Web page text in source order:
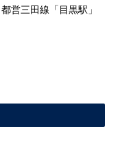
営三田線「目黒駅」